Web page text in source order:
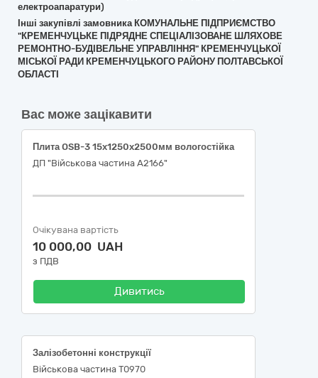
електроапаратури)
Інші закупівлі замовника КОМУНАЛЬНЕ ПІДПРИЄМСТВО
"КРЕМЕНЧУЦЬКЕ ПІДРЯДНЕ СПЕЦІАЛІЗОВАНЕ ШЛЯХОВЕ
РЕМОНТНО-БУДІВЕЛЬНЕ УПРАВЛІННЯ" КРЕМЕНЧУЦЬКОЇ
МІСЬКОЇ РАДИ КРЕМЕНЧУЦЬКОГО РАЙОНУ ПОЛТАВСЬКОЇ
ОБЛАСТІ
Вас може зацікавити
Плита OSB-3 15х1250х2500мм вологостійка
ДП "Військова частина А2166"
Очікувана вартість
10 000,00 UAH
з ПДВ
Дивитись
Залізобетонні конструкції
Військова частина Т0970